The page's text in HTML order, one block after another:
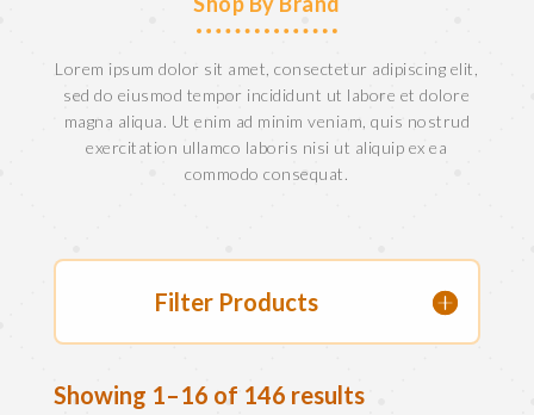
Lorem ipsum dolor sit amet, consectetur adipiscing elit,
sed do eiusmod tempor incididunt ut labore et dolore
magna aliqua. Ut enim ad minim veniam, quis nostrud
exercitation ullamco laboris nisi ut aliquip ex ea
commodo consequat.
Filter Products
Showing 1–16 of 146 results